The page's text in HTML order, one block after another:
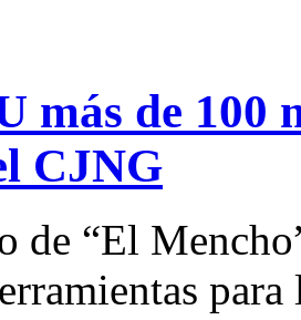
más de 100
CJNG
de “El